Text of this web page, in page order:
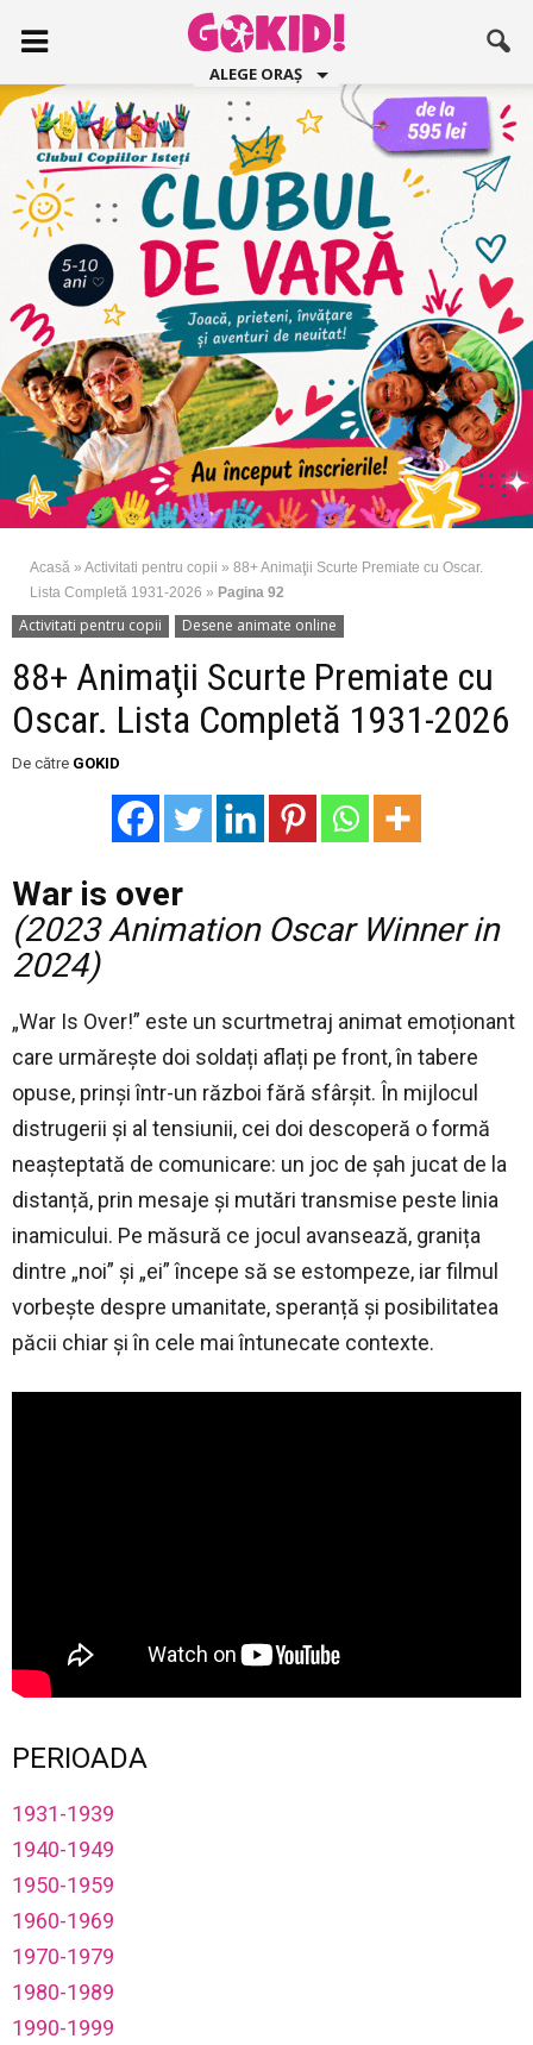
ALEGE ORAȘ
Acasă » Activitati pentru copii » 88+ Animaţii Scurte Premiate cu Oscar.
Lista Completă 1931-2026 » Pagina 92
Activitati pentru copii Desene animate online
88+ Animaţii Scurte Premiate cu
Oscar. Lista Completă 1931-2026
De către GOKID
War is over
(2023 Animation Oscar Winner in
2024)
„War Is Over!” este un scurtmetraj animat emoționant
care urmărește doi soldați aflați pe front, în tabere
opuse, prinși într-un război fără sfârșit. În mijlocul
distrugerii și al tensiunii, cei doi descoperă o formă
neașteptată de comunicare: un joc de șah jucat de la
distanță, prin mesaje și mutări transmise peste linia
inamicului. Pe măsură ce jocul avansează, granița
dintre „noi” și „ei” începe să se estompeze, iar filmul
vorbește despre umanitate, speranță și posibilitatea
păcii chiar și în cele mai întunecate contexte.
PERIOADA
1931-1939
1940-1949
1950-1959
1960-1969
1970-1979
1980-1989
1990-1999